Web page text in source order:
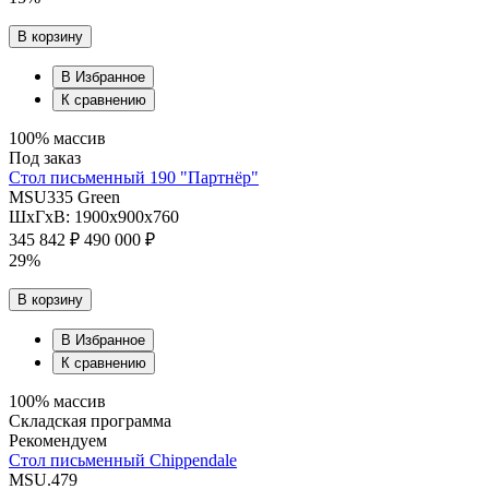
В корзину
В Избранное
К сравнению
100% массив
Под заказ
Стол письменный 190 "Партнёр"
MSU335 Green
ШхГхВ: 1900х900х760
345 842 ₽ 490 000 ₽
29%
В корзину
В Избранное
К сравнению
100% массив
Складская программа
Рекомендуем
Стол письменный Chippendale
MSU.479